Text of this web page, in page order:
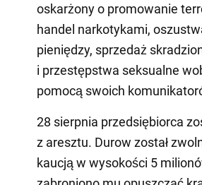
oskarżony o promowanie
handel narkotykami,
pieniędzy, sprzedaż
i przestępstwa seksualne
pomocą swoich
28 sierpnia przedsiębiorca
z aresztu. Durow został
kaucją w wysokości 5